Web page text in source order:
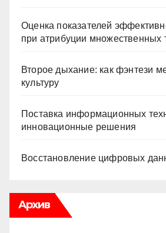
Оценка показателей
при атрибуции множественных
Второе дыхание: как фэнтези
культуру
Поставка информационных
инновационные решения
Восстановление цифровых
Архив